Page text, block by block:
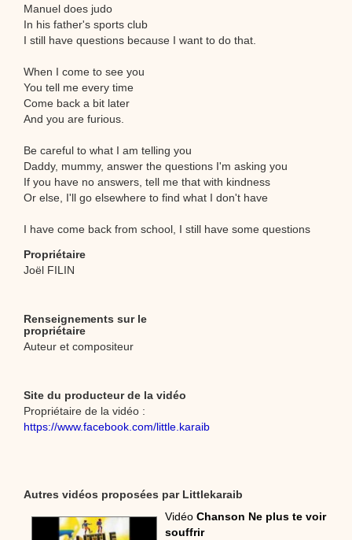
Manuel does judo
In his father's sports club
I still have questions because I want to do that.
When I come to see you
You tell me every time
Come back a bit later
And you are furious.
Be careful to what I am telling you
Daddy, mummy, answer the questions I'm asking you
If you have no answers, tell me that with kindness
Or else, I'll go elsewhere to find what I don't have
I have come back from school, I still have some questions
Propriétaire
Joël FILIN
Renseignements sur le
propriétaire
Auteur et compositeur
Site du producteur de la vidéo
Propriétaire de la vidéo :
https://www.facebook.com/little.karaib
Autres vidéos proposées par Littlekaraib
Vidéo Chanson Ne plus te voir
souffrir